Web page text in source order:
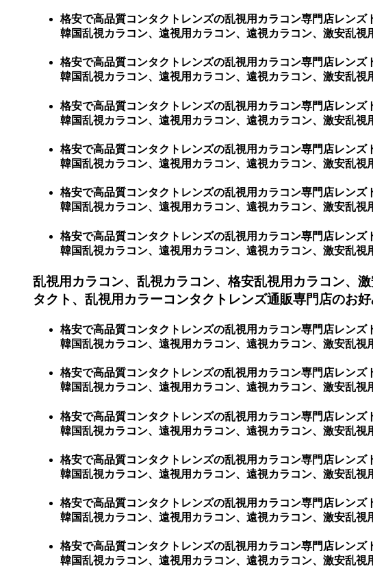
格安で高品質コンタクトレンズの乱視用カラコン専門店レン
韓国乱視カラコン、遠視用カラコン、遠視カラコン、激安乱
格安で高品質コンタクトレンズの乱視用カラコン専門店レン
韓国乱視カラコン、遠視用カラコン、遠視カラコン、激安乱
格安で高品質コンタクトレンズの乱視用カラコン専門店レン
韓国乱視カラコン、遠視用カラコン、遠視カラコン、激安乱
格安で高品質コンタクトレンズの乱視用カラコン専門店レン
韓国乱視カラコン、遠視用カラコン、遠視カラコン、激安乱
格安で高品質コンタクトレンズの乱視用カラコン専門店レン
韓国乱視カラコン、遠視用カラコン、遠視カラコン、激安乱
格安で高品質コンタクトレンズの乱視用カラコン専門店レン
韓国乱視カラコン、遠視用カラコン、遠視カラコン、激安乱視
乱視用カラコン、乱視カラコン、格安乱視用カラコン、
タクト、乱視用カラーコンタクトレンズ通販専門店のお
格安で高品質コンタクトレンズの乱視用カラコン専門店レン
韓国乱視カラコン、遠視用カラコン、遠視カラコン、激安乱
格安で高品質コンタクトレンズの乱視用カラコン専門店レン
韓国乱視カラコン、遠視用カラコン、遠視カラコン、激安乱
格安で高品質コンタクトレンズの乱視用カラコン専門店レン
韓国乱視カラコン、遠視用カラコン、遠視カラコン、激安乱視
格安で高品質コンタクトレンズの乱視用カラコン専門店レン
韓国乱視カラコン、遠視用カラコン、遠視カラコン、激安乱視
格安で高品質コンタクトレンズの乱視用カラコン専門店レン
韓国乱視カラコン、遠視用カラコン、遠視カラコン、激安乱
格安で高品質コンタクトレンズの乱視用カラコン専門店レン
韓国乱視カラコン、遠視用カラコン、遠視カラコン、激安乱視